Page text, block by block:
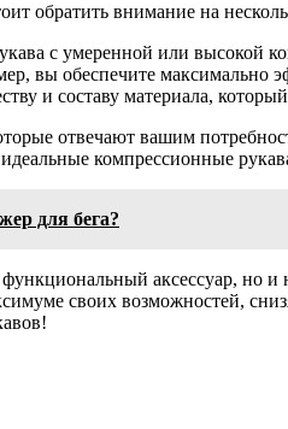
обратить внимание на
с умеренной или высокой
вы обеспечите
и составу материала,
отвечают вашим
компрессионные
для бега?
аксессуар,
своих возможностей,